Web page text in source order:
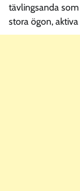
tävlingsanda
stora ögon,